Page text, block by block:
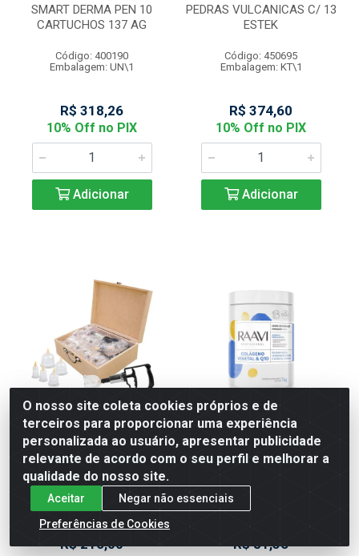
SMART DERMA PEN 10
CARTUCHOS 137 AG
Código: 400190
Embalagem: UN\1
R$ 318,26
10% Off no PIX
Adicionar
PEDRAS VULCANICAS C/ 13
ESTEK
Código: 450695
Embalagem: KT\1
R$ 374,60
10% Off no PIX
Adicionar
KIT VENTOSAS C/ 12 ESTEK
Código: 450696
Embalagem: KT\1
R$ 216,00
RV#CREME MASSAGEM
CORP. Q-10 + COLAGENO
Código: 450764
Embalagem: UN\1
R$ 81,35
O nosso site coleta cookies próprios e de
terceiros para proporcionar uma experiência
personalizada ao usuário, apresentar publicidade
relevante de acordo com o seu perfil e melhorar a
qualidade do nosso site.
Aceitar
Negar não essenciais
Preferências de Cookies